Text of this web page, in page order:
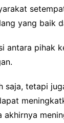
yang baik
antara pihak
saja, tetapi
akhirnya